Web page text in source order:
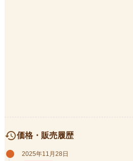
history価格・販売履歴
2025年11月28日